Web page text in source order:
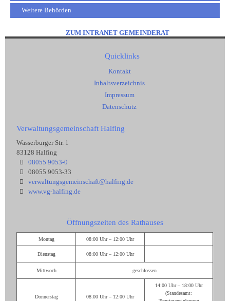
Weitere Behörden
ZUM INTRANET GEMEINDERAT
Quicklinks
Kontakt
Inhaltsverzeichnis
Impressum
Datenschutz
Verwaltungsgemeinschaft Halfing
Wasserburger Str. 1
83128 Halfing
08055 9053-0
08055 9053-33
verwaltungsgemeinschaft@halfing.de
www.vg-halfing.de
Öffnungszeiten des Rathauses
Montag 08:00 Uhr – 12:00 Uhr
Dienstag 08:00 Uhr – 12:00 Uhr
Mittwoch geschlossen
Donnerstag 08:00 Uhr – 12:00 Uhr
14:00 Uhr – 18:00 Uhr
(Standesamt: